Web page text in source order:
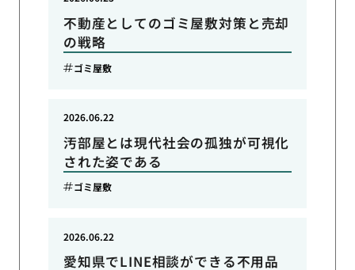
不動産としてのゴミ屋敷対策と売却
の戦略
ゴミ屋敷
汚部屋とは現代社会の孤独が可視化
された姿である
2026.06.22
ゴミ屋敷
愛知県でLINE相談ができる不用品
2026.06.22